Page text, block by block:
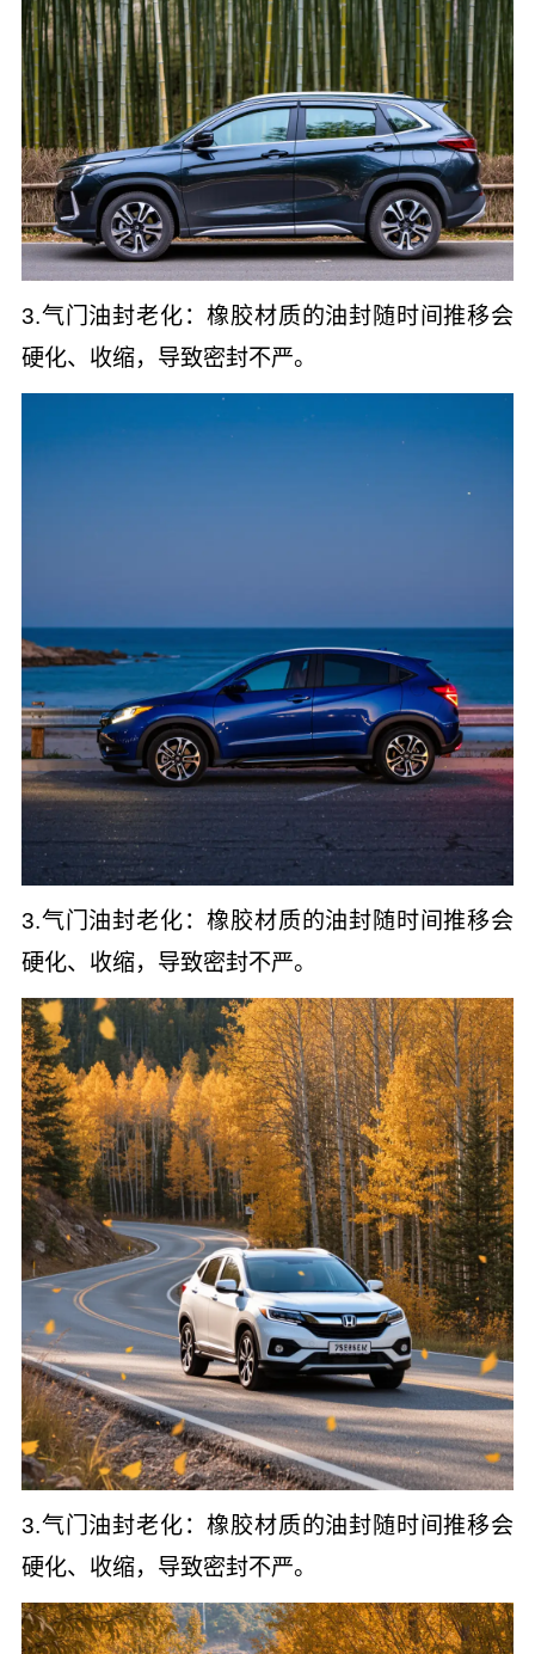
3.气门油封老化：橡胶材质的油封随时间推移会
硬化、收缩，导致密封不严。
3.气门油封老化：橡胶材质的油封随时间推移会
硬化、收缩，导致密封不严。
3.气门油封老化：橡胶材质的油封随时间推移会
硬化、收缩，导致密封不严。